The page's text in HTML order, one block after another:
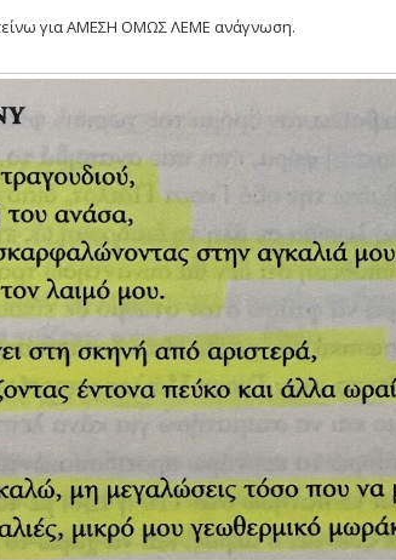
για ΑΜΕΣΗ ΟΜΩΣ ΛΕΜΕ ανάγνωση.